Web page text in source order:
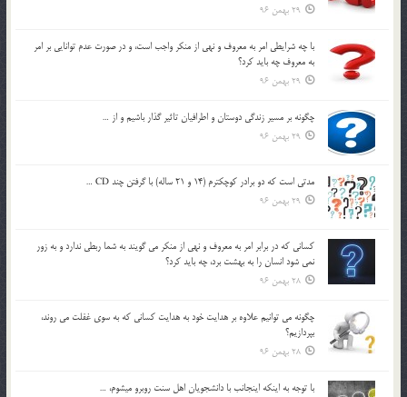
29 بهمن 96
با چه شرايطي امر به معروف و نهي از منکر واجب است، و در صورت عدم توانايي بر امر
به معروف چه بايد کرد؟
29 بهمن 96
چگونه بر مسير زندگي دوستان و اطرافيان تاثير گذار باشيم و از …
29 بهمن 96
مدتي است كه دو برادر كوچكترم (14 و 21 ساله) با گرفتن چند CD …
29 بهمن 96
كساني كه در برابر امر به معروف و نهي از منكر مي گويند به شما ربطي ندارد و به زور
نمي شود انسان را به بهشت برد، چه بايد كرد؟
28 بهمن 96
چگونه مي توانيم علاوه بر هدايت خود به هدايت كساني كه به سوي غفلت مي روند،
بپردازيم؟
28 بهمن 96
با توجه به اينكه اينجانب با دانشجويان اهل سنت روبرو مي‎شوم، …